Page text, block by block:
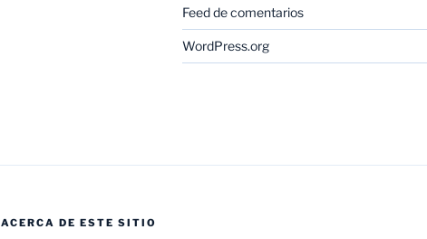
Feed de comentarios
WordPress.org
ACERCA DE ESTE SITIO